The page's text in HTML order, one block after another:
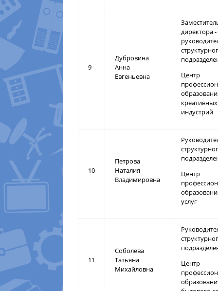
9
Дубровина
Анна
Евгеньевна
директора -
Центр
креативных
индустрий
10
Петрова
Наталия
Владимировна
Центр
услуг
11
Соболева
Татьяна
Михайловна
Центр